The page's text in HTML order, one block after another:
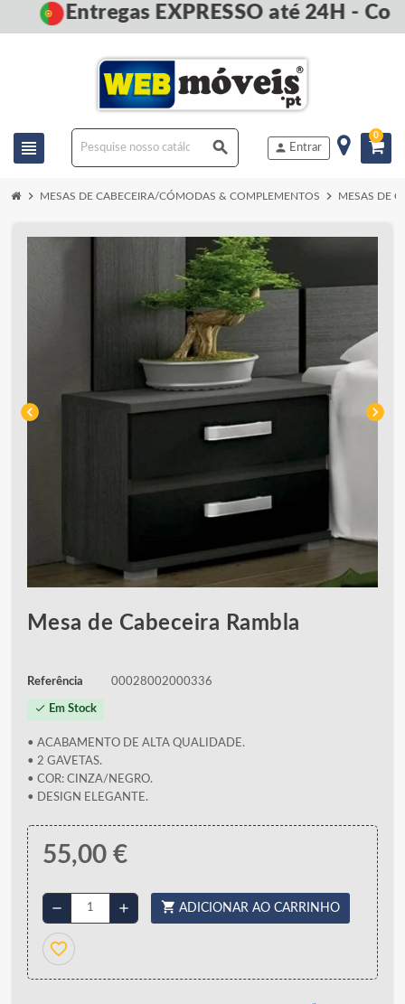
Entregas EXPRESSO até 24H -
view_headline search person Entrar
0
chevron_right MESAS DE CABECEIRA/CÓMODAS & COMPLEMENTOS chevron_right MESAS DE
chevron_left chevron_right
Mesa de Cabeceira Rambla
Referência 00028002000336
check Em Stock
• ACABAMENTO DE ALTA QUALIDADE.
• 2 GAVETAS.
• COR: CINZA/NEGRO.
• DESIGN ELEGANTE.
55,00 €
remove add shopping_cart ADICIONAR AO CARRINHO
favorite_border